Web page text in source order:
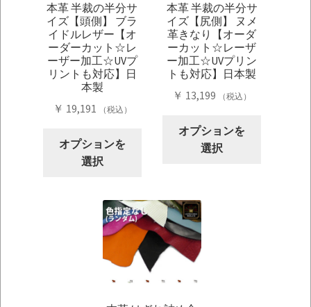
本革 半裁の半分サ
イズ【頭側】 ブラ
イドルレザー【オ
ーダーカット☆レ
ーザー加工☆UVプ
リントも対応】日
本製
￥ 19,191 （税込）
オプションを
選択
に
は
複
数
の
本革 半裁の半分サ
イズ【尻側】 ヌメ
革きなり【オーダ
ーカット☆レーザ
ー加工☆UVプリン
トも対応】日本製
￥ 13,199 （税込）
オプションを
選択